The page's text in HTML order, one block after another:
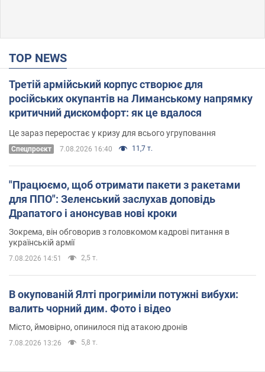
TOP NEWS
Третій армійський корпус створює для
російських окупантів на Лиманському напрямку
критичний дискомфорт: як це вдалося
Це зараз переростає у кризу для всього угруповання
Cпецпроєкт 7.08.2026 16:40 11,7 т.
"Працюємо, щоб отримати пакети з ракетами
для ППО": Зеленський заслухав доповідь
Драпатого і анонсував нові кроки
Зокрема, він обговорив з головкомом кадрові питання в
українській армії
7.08.2026 14:51 2,5 т.
В окупованій Ялті прогриміли потужні вибухи:
валить чорний дим. Фото і відео
Місто, ймовірно, опинилося під атакою дронів
7.08.2026 13:26 5,8 т.